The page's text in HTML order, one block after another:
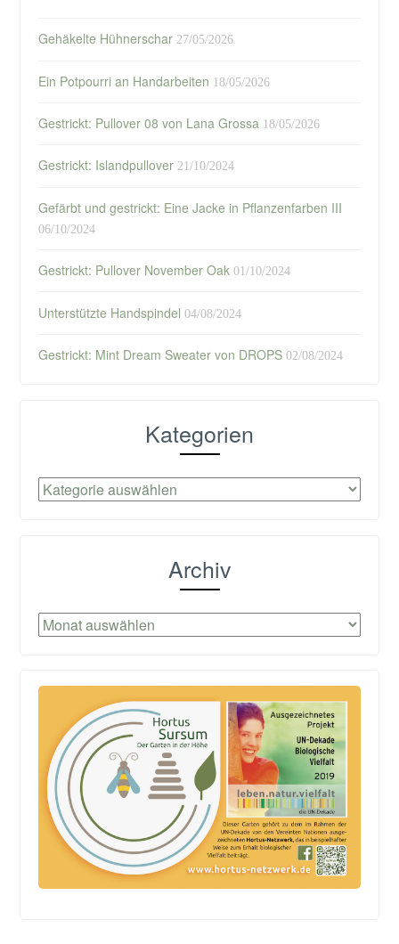
Gehäkelte Hühnerschar 27/05/2026
Ein Potpourri an Handarbeiten 18/05/2026
Gestrickt: Pullover 08 von Lana Grossa 18/05/2026
Gestrickt: Islandpullover 21/10/2024
Gefärbt und gestrickt: Eine Jacke in Pflanzenfarben III
06/10/2024
Gestrickt: Pullover November Oak 01/10/2024
Unterstützte Handspindel 04/08/2024
Gestrickt: Mint Dream Sweater von DROPS 02/08/2024
Kategorien
Kategorien
Archiv
Archiv